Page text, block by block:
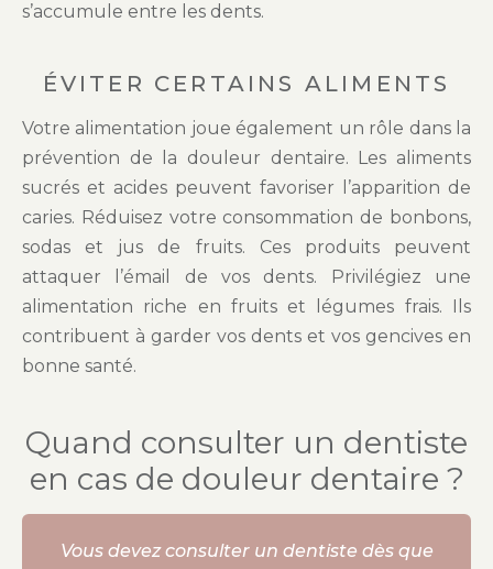
s’accumule entre les dents.
ÉVITER CERTAINS ALIMENTS
Votre alimentation joue également un rôle dans la
prévention de la douleur dentaire. Les aliments
sucrés et acides peuvent favoriser l’apparition de
caries. Réduisez votre consommation de bonbons,
sodas et jus de fruits. Ces produits peuvent
attaquer l’émail de vos dents. Privilégiez une
alimentation riche en fruits et légumes frais. Ils
contribuent à garder vos dents et vos gencives en
bonne santé.
Quand consulter un dentiste
en cas de douleur dentaire ?
Vous devez consulter un dentiste dès que